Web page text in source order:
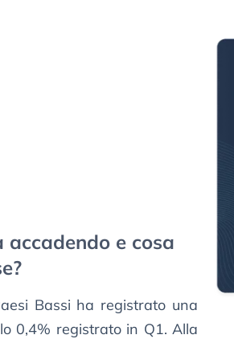
accadendo e cosa
Bassi ha registrato una
0,4% registrato in Q1. Alla